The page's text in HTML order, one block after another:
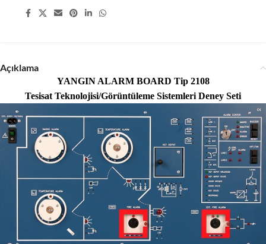
Share:
Açıklama
YANGIN ALARM BOARD Tip 2108
Tesisat Teknolojisi/Görüntüleme Sistemleri Deney Seti